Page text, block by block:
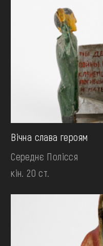
Вічна слава героям
Середнє Полісся
кін. 20 ст.